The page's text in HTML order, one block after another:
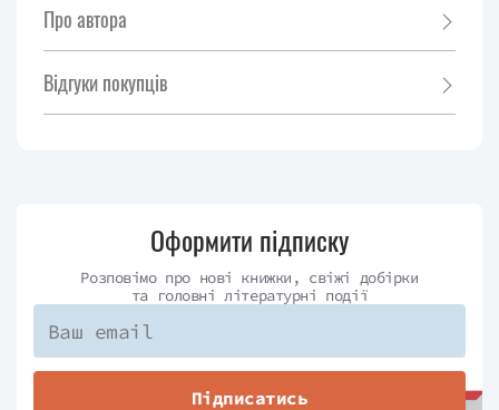
Про автора
Відгуки покупців
Оформити підписку
Розповімо про нові книжки, свіжі добірки
та головні літературні події
Підписатись